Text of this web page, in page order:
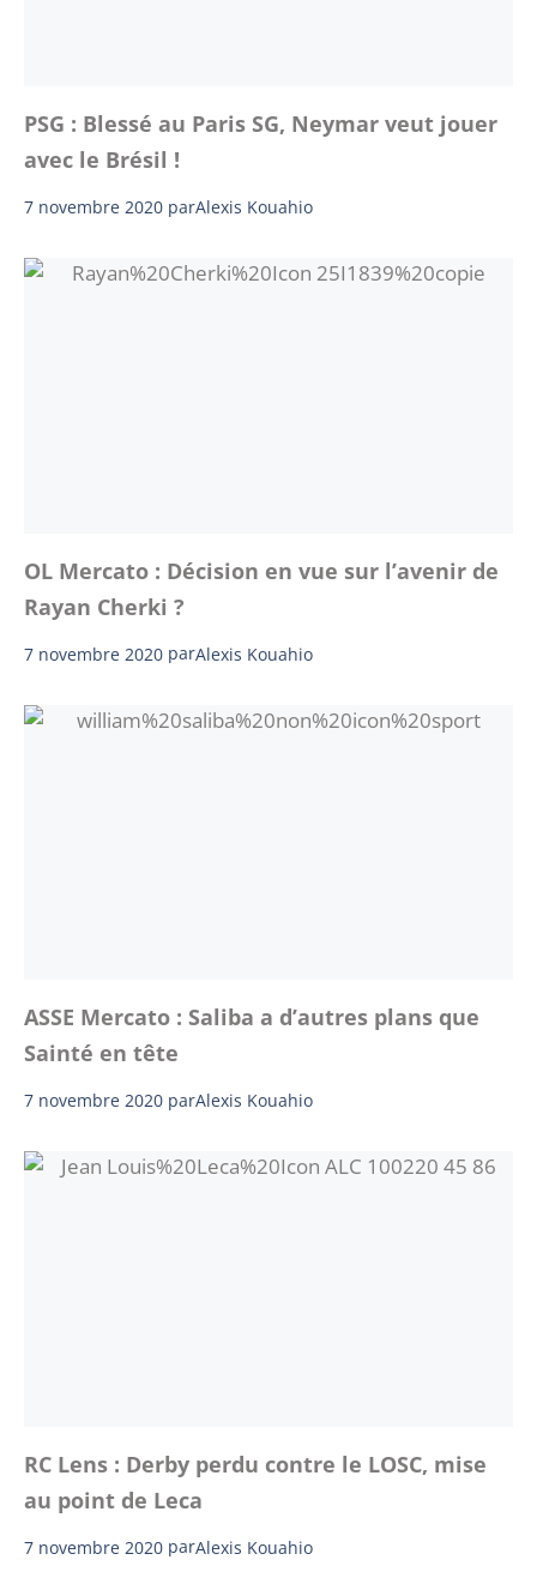
PSG : Blessé au Paris SG, Neymar veut jouer
avec le Brésil !
7 novembre 2020 parAlexis Kouahio
OL Mercato : Décision en vue sur l’avenir de
Rayan Cherki ?
7 novembre 2020 parAlexis Kouahio
ASSE Mercato : Saliba a d’autres plans que
Sainté en tête
7 novembre 2020 parAlexis Kouahio
RC Lens : Derby perdu contre le LOSC, mise
au point de Leca
7 novembre 2020 parAlexis Kouahio